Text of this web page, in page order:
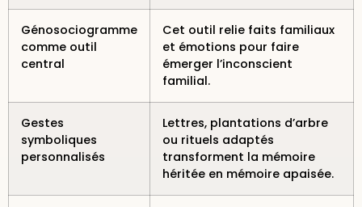
Génosociogramme
comme outil
central
Cet outil relie faits familiaux
et émotions pour faire
émerger l’inconscient
familial.
Gestes
symboliques
personnalisés
Lettres, plantations d’arbre
ou rituels adaptés
transforment la mémoire
héritée en mémoire apaisée.